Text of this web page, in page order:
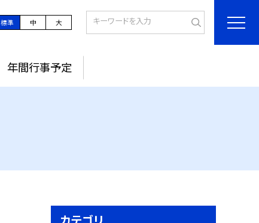
標準 中 大
年間行事予定